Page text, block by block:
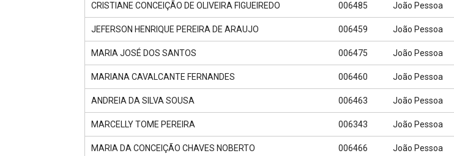
CRISTIANE CONCEIÇÃO DE OLIVEIRA FIGUEIREDO 006485 João Pessoa
JEFERSON HENRIQUE PEREIRA DE ARAUJO 006459 João Pessoa
MARIA JOSÉ DOS SANTOS 006475 João Pessoa
MARIANA CAVALCANTE FERNANDES 006460 João Pessoa
ANDREIA DA SILVA SOUSA 006463 João Pessoa
MARCELLY TOME PEREIRA 006343 João Pessoa
MARIA DA CONCEIÇÃO CHAVES NOBERTO 006466 João Pessoa